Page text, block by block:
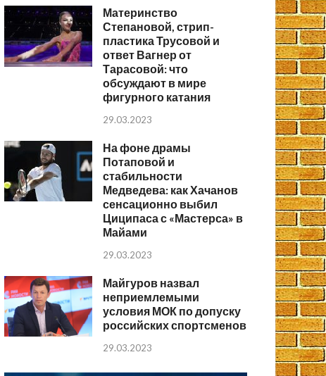
Материнство
Степановой, стрип-
пластика Трусовой и
ответ Вагнер от
Тарасовой: что
обсуждают в мире
фигурного катания
29.03.2023
На фоне драмы
Потаповой и
стабильности
Медведева: как Хачанов
сенсационно выбил
Циципаса с «Мастерса» в
Майами
29.03.2023
Майгуров назвал
неприемлемыми
условия МОК по допуску
российских спортсменов
29.03.2023